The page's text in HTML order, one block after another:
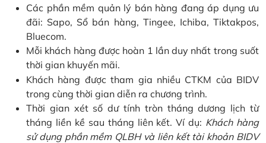
Các phần mềm quản lý bán hàng đang áp dụng ưu
đãi: Sapo, Sổ bán hàng, Tingee, Ichiba, Tiktakpos,
Bluecom.
Mỗi khách hàng được hoàn 1 lần duy nhất trong suốt
thời gian khuyến mãi.
Khách hàng được tham gia nhiều CTKM của BIDV
trong cùng thời gian diễn ra chương trình.
Thời gian xét số dư tính tròn tháng dương lịch từ
tháng liền kề sau tháng liên kết. Ví dụ: Khách hàng
sử dụng phần mềm QLBH và liên kết tài khoản BIDV